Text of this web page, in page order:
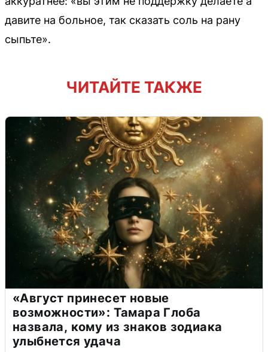
давите на больное, так сказать соль на рану
сыпьте».
ЧИТАЙТЕ ТАКЖЕ
«Август принесет новые
возможности»: Тамара Глоба
назвала, кому из знаков зодиака
улыбнется удача